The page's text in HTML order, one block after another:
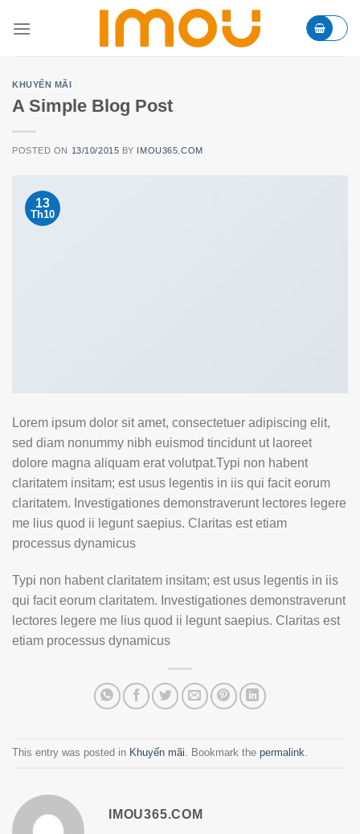
KHUYẾN MÃI
A Simple Blog Post
POSTED ON 13/10/2015 BY IMOU365.COM
13
Th10
Lorem ipsum dolor sit amet, consectetuer adipiscing elit,
sed diam nonummy nibh euismod tincidunt ut laoreet
dolore magna aliquam erat volutpat.Typi non habent
claritatem insitam; est usus legentis in iis qui facit eorum
claritatem. Investigationes demonstraverunt lectores legere
me lius quod ii legunt saepius. Claritas est etiam
processus dynamicus
Typi non habent claritatem insitam; est usus legentis in iis
qui facit eorum claritatem. Investigationes demonstraverunt
lectores legere me lius quod ii legunt saepius. Claritas est
etiam processus dynamicus
This entry was posted in Khuyến mãi. Bookmark the permalink.
IMOU365.COM